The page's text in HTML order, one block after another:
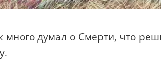
много думал о Смерти, что